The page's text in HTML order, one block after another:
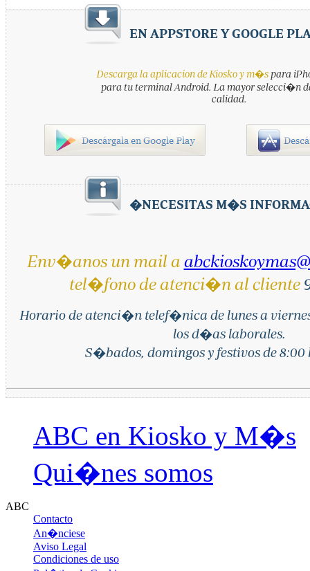
EN APPSTORE Y GOOGLE
Descarga la aplicacion de Kiosko y m�spara
para tu terminal Android. La mayor selecci�n
calidad.
�NECESITAS M�S
Env�anos un mail a
tel�fono de atenci�n al cliente
Horario de atenci�n telef�nica de lunes a
los d�as laborales.
S�bados, domingos y festivos de 8:00
ABC en Kiosko y M�s
Qui�nes somos
ABC
Contacto
An�nciese
Aviso Legal
Condiciones de uso